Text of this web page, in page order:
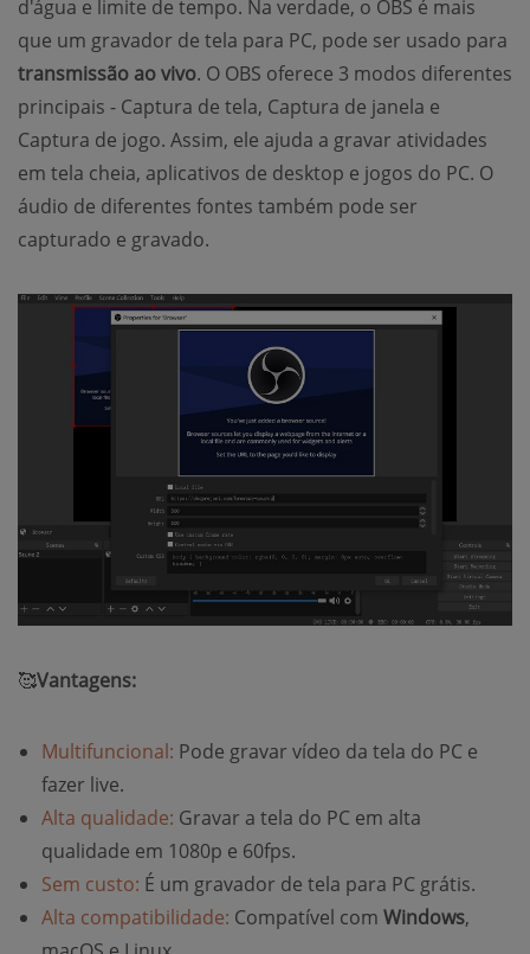
d'água e limite de tempo. Na verdade, o OBS é mais
que um gravador de tela para PC, pode ser usado para
transmissão ao vivo. O OBS oferece 3 modos diferentes
principais - Captura de tela, Captura de janela e
Captura de jogo. Assim, ele ajuda a gravar atividades
em tela cheia, aplicativos de desktop e jogos do PC. O
áudio de diferentes fontes também pode ser
capturado e gravado.
🥰Vantagens:
Multifuncional: Pode gravar vídeo da tela do PC e
fazer live.
Alta qualidade: Gravar a tela do PC em alta
qualidade em 1080p e 60fps.
Sem custo: É um gravador de tela para PC grátis.
Alta compatibilidade: Compatível com Windows,